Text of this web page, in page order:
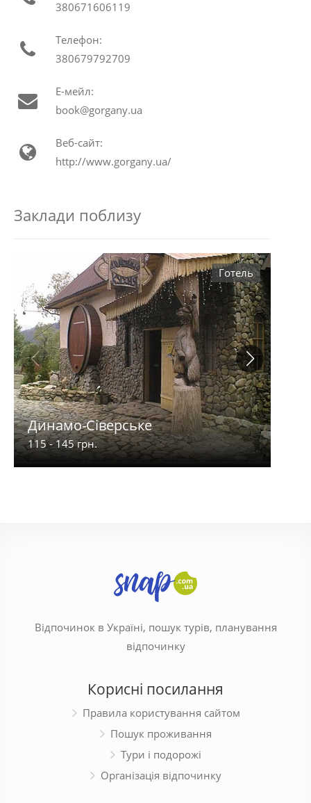
380671606119
Телефон:
380679792709
Е-мейл:
book@gorgany.ua
Веб-сайт:
http://www.gorgany.ua/
Заклади поблизу
Готель
Динамо-Сіверське
115 - 145 грн.
Відпочинок в Україні, пошук турів, планування
відпочинку
Корисні посилання
Правила користування сайтом
Пошук проживання
Тури і подорожі
Організація відпочинку